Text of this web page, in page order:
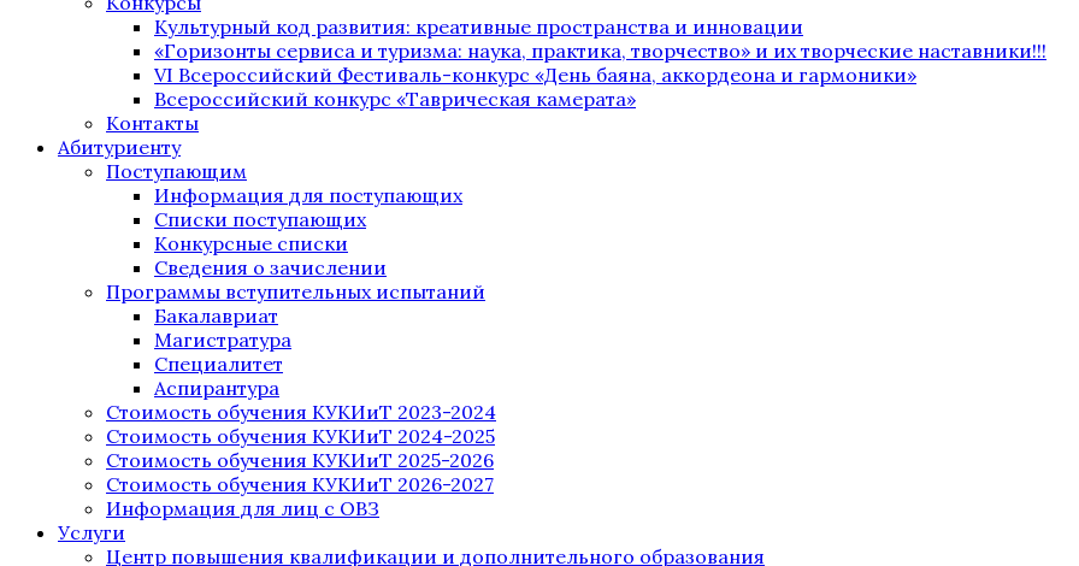
Культурный код развития: креативные пространства и инновации
«Горизонты сервиса и туризма: наука, практика, творчество» и их творческие наставники!!!
VI Всероссийский Фестиваль-конкурс «День баяна, аккордеона и гармоники»
Всероссийский конкурс «Таврическая камерата»
Контакты
Абитуриенту
Поступающим
Информация для поступающих
Списки поступающих
Конкурсные списки
Сведения о зачислении
Программы вступительных испытаний
Бакалавриат
Магистратура
Специалитет
Аспирантура
Стоимость обучения КУКИиТ 2023-2024
Стоимость обучения КУКИиТ 2024-2025
Стоимость обучения КУКИиТ 2025-2026
Стоимость обучения КУКИиТ 2026-2027
Информация для лиц с ОВЗ
Услуги
Центр повышения квалификации и дополнительного образования